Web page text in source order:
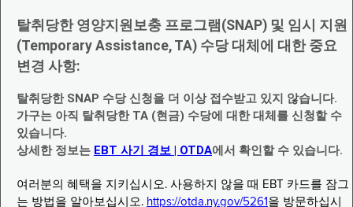
탈취당한 영양지원보충 프로그램(SNAP) 및 임시 지원
(Temporary Assistance, TA) 수당 대체에 대한 중요
변경 사항:
탈취당한 SNAP 수당 신청을 더 이상 접수받고 있지 않습니다.
가구는 아직 탈취당한 TA (현금) 수당에 대한 대체를 신청할 수
있습니다.
상세한 정보는 EBT 사기 경보 | OTDA에서 확인할 수 있습니다.
여러분의 혜택을 지키십시오. 사용하지 않을 때 EBT 카드를 잠그
는 방법을 알아보십시오. https://otda.ny.gov/5261 을 방문하십시